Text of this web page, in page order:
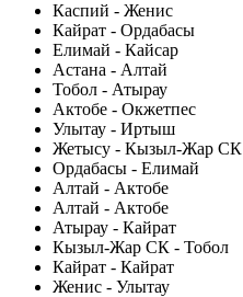
Каспий - Женис
Кайрат - Ордабасы
Елимай - Кайсар
Астана - Алтай
Тобол - Атырау
Актобе - Окжетпес
Улытау - Иртыш
Жетысу - Кызыл-Жар СК
Ордабасы - Елимай
Алтай - Актобе
Алтай - Актобе
Атырау - Кайрат
Кызыл-Жар СК - Тобол
Кайрат - Кайрат
Женис - Улытау